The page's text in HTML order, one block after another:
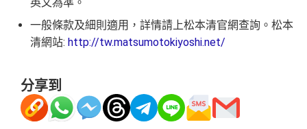
八達通自動增值得0.4%回贈
查看更多信用卡詳情及分析...
一般條款及細則適用，詳情請上松本清官網查詢。松本
清網站: http://tw.matsumotokiyoshi.net/
分享到